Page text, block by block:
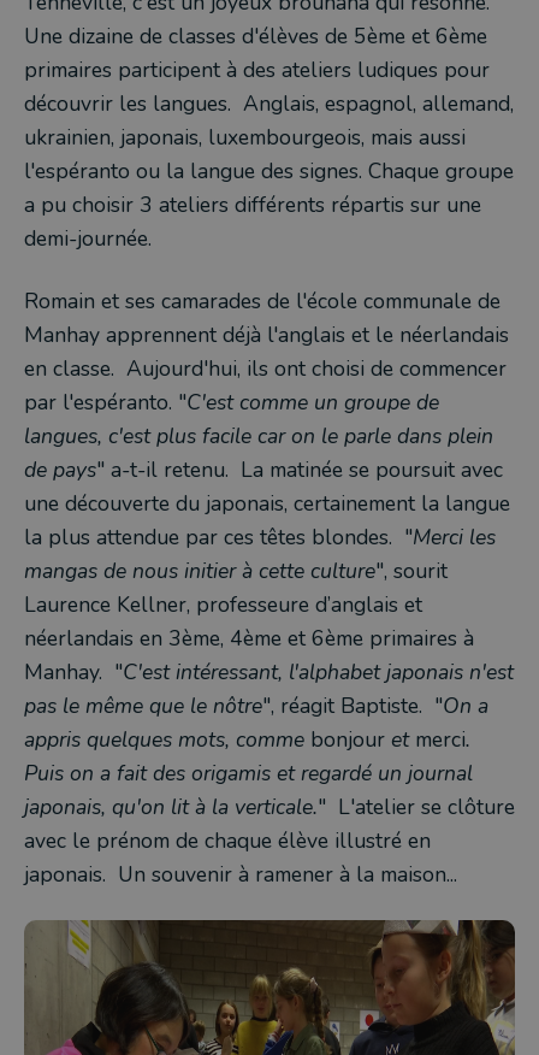
Une dizaine de classes d'élèves de 5ème et 6ème
primaires participent à des ateliers ludiques pour
découvrir les langues. Anglais, espagnol, allemand,
ukrainien, japonais, luxembourgeois, mais aussi
l'espéranto ou la langue des signes. Chaque groupe
a pu choisir 3 ateliers différents répartis sur une
demi-journée.
Romain et ses camarades de l'école communale de
Manhay apprennent déjà l'anglais et le néerlandais
en classe. Aujourd'hui, ils ont choisi de commencer
par l'espéranto. "C'est comme un groupe de
langues, c'est plus facile car on le parle dans plein
de pays" a-t-il retenu. La matinée se poursuit avec
une découverte du japonais, certainement la langue
la plus attendue par ces têtes blondes. "Merci les
mangas de nous initier à cette culture", sourit
Laurence Kellner, professeure d’anglais et
néerlandais en 3ème, 4ème et 6ème primaires à
Manhay. "C'est intéressant, l'alphabet japonais n'est
pas le même que le nôtre", réagit Baptiste. "On a
appris quelques mots, comme bonjour et merci.
Puis on a fait des origamis et regardé un journal
japonais, qu'on lit à la verticale." L'atelier se clôture
avec le prénom de chaque élève illustré en
japonais. Un souvenir à ramener à la maison...